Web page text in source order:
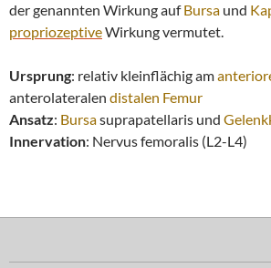
der genannten Wirkung aufBursa und
propriozeptiveWirkung vermutet.
Ursprung: relativ kleinflächig am
anterolateralen distalen Femur
Ansatz: Bursasuprapatellaris und
Innervation: Nervus femoralis (L2-L4)